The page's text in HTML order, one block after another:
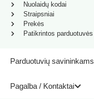
Parduotuvių savininkams
Pagalba / Kontaktai
Nuolaidų kodai
Straipsniai
Prekės
Patikrintos parduotuvės